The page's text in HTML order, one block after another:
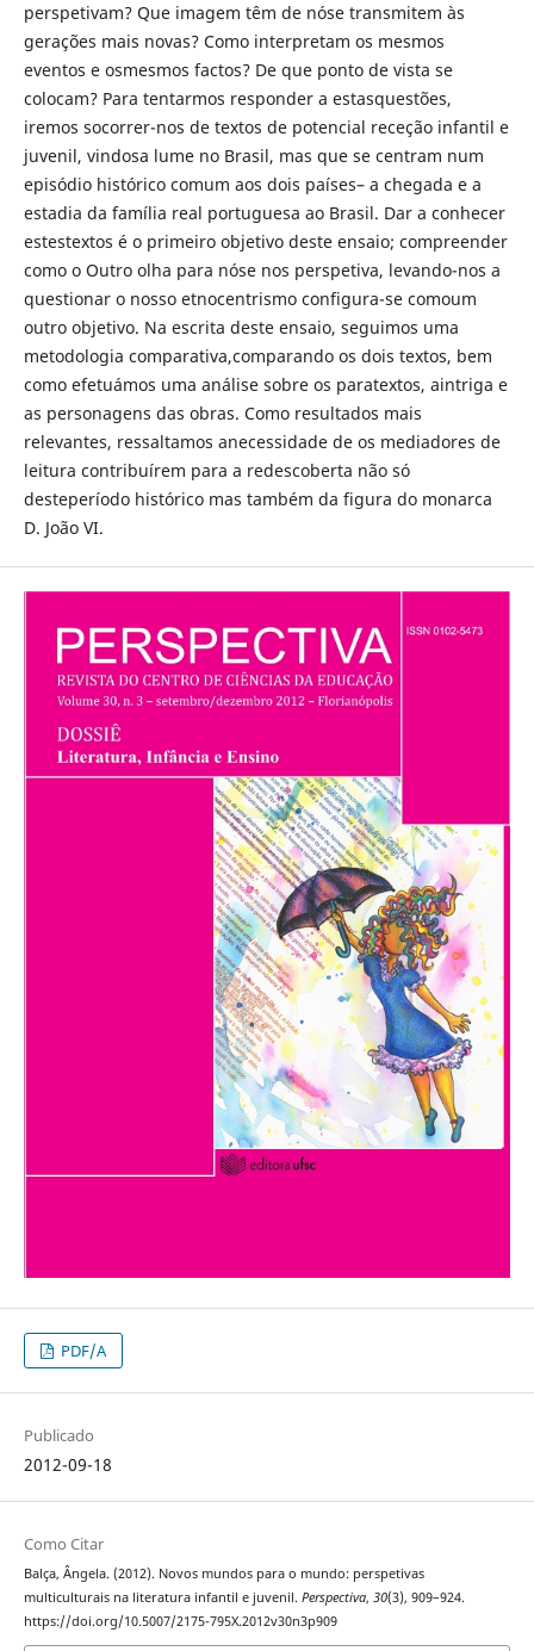
perspetivam? Que imagem têm de nóse transmitem às
gerações mais novas? Como interpretam os mesmos
eventos e osmesmos factos? De que ponto de vista se
colocam? Para tentarmos responder a estasquestões,
iremos socorrer-nos de textos de potencial receção infantil e
juvenil, vindosa lume no Brasil, mas que se centram num
episódio histórico comum aos dois países– a chegada e a
estadia da família real portuguesa ao Brasil. Dar a conhecer
estestextos é o primeiro objetivo deste ensaio; compreender
como o Outro olha para nóse nos perspetiva, levando-nos a
questionar o nosso etnocentrismo configura-se comoum
outro objetivo. Na escrita deste ensaio, seguimos uma
metodologia comparativa,comparando os dois textos, bem
como efetuámos uma análise sobre os paratextos, aintriga e
as personagens das obras. Como resultados mais
relevantes, ressaltamos anecessidade de os mediadores de
leitura contribuírem para a redescoberta não só
desteperíodo histórico mas também da figura do monarca
D. João VI.
PDF/A
Publicado
2012-09-18
Como Citar
Balça, Ângela. (2012). Novos mundos para o mundo: perspetivas
multiculturais na literatura infantil e juvenil. Perspectiva, 30(3), 909–924.
https://doi.org/10.5007/2175-795X.2012v30n3p909